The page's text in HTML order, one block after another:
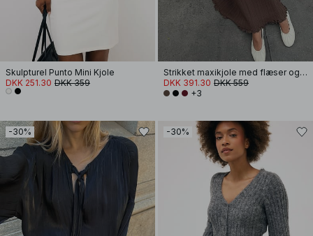
Skulpturel Punto Mini Kjole
DKK 251.30 DKK 359
Strikket maxikjole med flæser og rund hals
DKK 391.30 DKK 559
+3
-30% -30%